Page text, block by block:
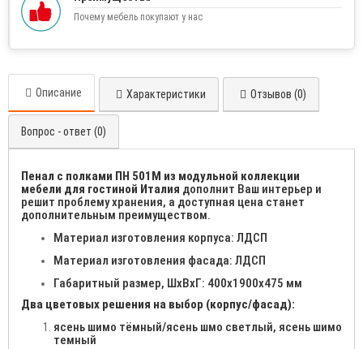
Почему мебель покупают у нас
Описание Характеристики Отзывов (0)
Вопрос - ответ (0)
Пенал с полками ПН 501М из модульной коллекции
мебели для гостиной Италия дополнит Ваш интерьер и
решит проблему хранения, а доступная цена станет
дополнительным преимуществом.
Материал изготовления корпуса: ЛДСП
Материал изготовления фасада: ЛДСП
Габаритный размер, ШхВхГ: 400х1900х475 мм
Два цветовых решения на выбор (корпус/фасад):
ясень шимо тёмный/ясень шмо светлый, ясень шимо
темный